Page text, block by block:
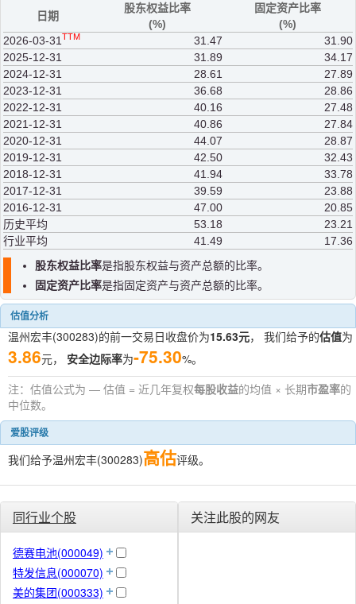
日期
股东权益比率
(%)
固定资产比率
(%)
2026-03-31 TTM 31.47
31.90
2025-12-31
31.89
34.17
2024-12-31
28.61
27.89
2023-12-31
36.68
28.86
2022-12-31
40.16
27.48
2021-12-31
40.86
27.84
2020-12-31
44.07
28.87
2019-12-31
42.50
32.43
2018-12-31
41.94
33.78
2017-12-31
39.59
23.88
2016-12-31
47.00
20.85
历史平均
53.18
23.21
行业平均
41.49
17.36
股东权益比率是指股东权益与资产总额的比率。
固定资产比率是指固定资产与资产总额的比率。
估值分析
温州宏丰(300283)的前一交易日收盘价为15.63元， 我们给予的估值为
3.86元， 安全边际率为-75.30%。
注：估值公式为 — 估值 = 近几年复权每股收益的均值 × 长期市盈率的
中位数。
爱股评级
我们给予温州宏丰(300283)高估评级。
同行业个股
德赛电池(000049)
特发信息(000070)
美的集团(000333)
关注此股的网友